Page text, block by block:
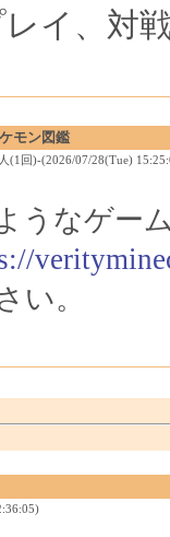
イ、対
モン図鑑
(1回)-(2026/07/28(Tue)
うなゲー
い。